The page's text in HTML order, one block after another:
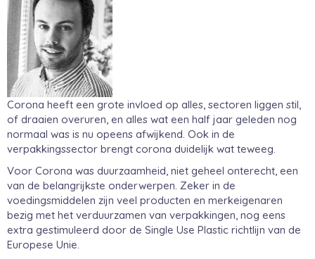
Corona heeft een grote invloed op alles, sectoren liggen stil,
of draaien overuren, en alles wat een half jaar geleden nog
normaal was is nu opeens afwijkend. Ook in de
verpakkingssector brengt corona duidelijk wat teweeg.
Voor Corona was duurzaamheid, niet geheel onterecht, een
van de belangrijkste onderwerpen. Zeker in de
voedingsmiddelen zijn veel producten en merkeigenaren
bezig met het verduurzamen van verpakkingen, nog eens
extra gestimuleerd door de Single Use Plastic richtlijn van de
Europese Unie.